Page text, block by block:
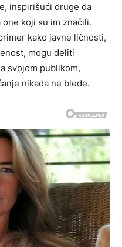
inspirišući druge da
koji su im značili.
kako javne ličnosti,
mogu deliti
svojom publikom,
nikada ne blede.